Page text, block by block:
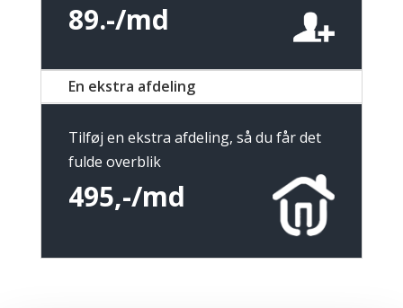
89.-/md
En ekstra afdeling
Tilføj en ekstra afdeling, så du får det
fulde overblik
495,-/md